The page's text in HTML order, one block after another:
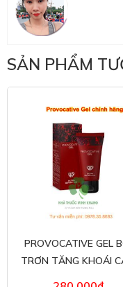
SẢN PHẨM
PROVOCATIVE GEL
TRƠN TĂNG KHOÁI